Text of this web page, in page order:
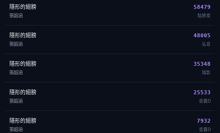
隱形的翅膀
張韶涵
58479
點將家
隱形的翅膀
張韶涵
48005
弘音
隱形的翅膀
張韶涵
35348
瑞影
隱形的翅膀
張韶涵
25533
音霸D
隱形的翅膀
張韶涵
7932
音霸D